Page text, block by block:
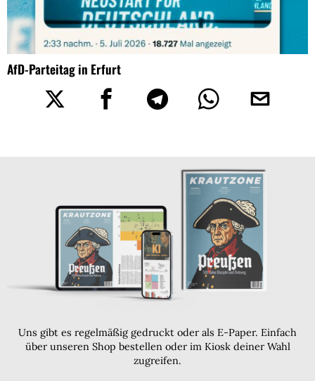
AfD-Parteitag in Erfurt
Uns gibt es regelmäßig gedruckt oder als E-Paper. Einfach
über unseren Shop bestellen oder im Kiosk deiner Wahl
zugreifen.